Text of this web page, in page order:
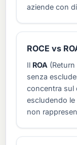
aziende con
ROCE vs
Il ROA
senza
concentra sul
escludendo
non